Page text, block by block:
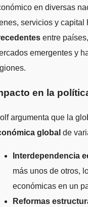
en diversas
servicios y capital
entre
emergentes y
en la
argumenta que la
global de
Interdependencia
más unos de otros,
económicas en un
Reformas